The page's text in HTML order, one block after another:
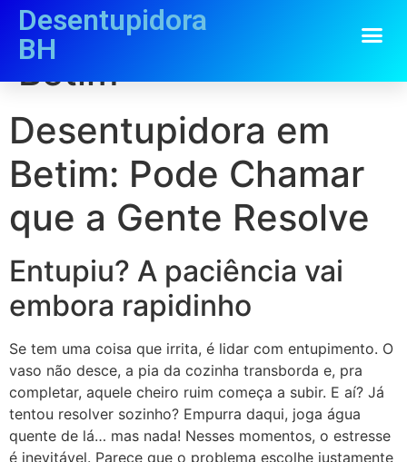
Desentupidora
BH
Desentupidora em
Betim
Desentupidora em
Betim: Pode Chamar
que a Gente Resolve
Entupiu? A paciência vai
embora rapidinho
Se tem uma coisa que irrita, é lidar com entupimento. O
vaso não desce, a pia da cozinha transborda e, pra
completar, aquele cheiro ruim começa a subir. E aí? Já
tentou resolver sozinho? Empurra daqui, joga água
quente de lá… mas nada! Nesses momentos, o estresse
é inevitável. Parece que o problema escolhe justamente